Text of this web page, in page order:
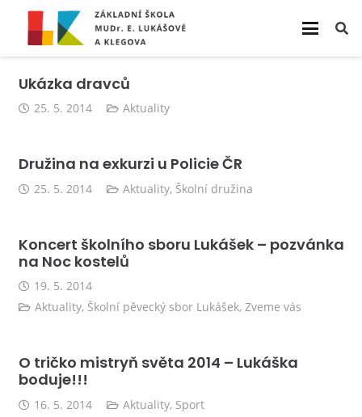
Ukázka dravců
25. 5. 2014 Aktuality
Družina na exkurzi u Policie ČR
25. 5. 2014 Aktuality, Školní družina
Koncert školního sboru Lukášek – pozvánka
na Noc kostelů
19. 5. 2014
Aktuality, Školní pěvecký sbor Lukášek, Zveme vás
O tričko mistryň světa 2014 – Lukáška
boduje!!!
16. 5. 2014 Aktuality, Sport